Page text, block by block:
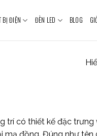
BỊ ĐIỆN ĐÈN LED BLOG
trí có thiết kế đặc
mạ đồng. Đúng như